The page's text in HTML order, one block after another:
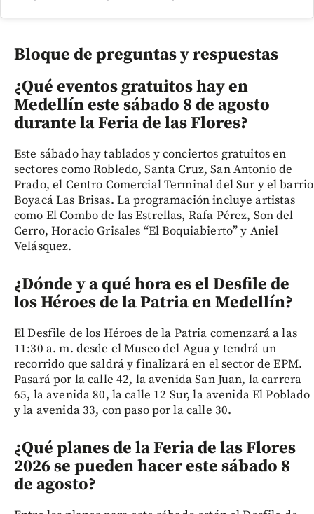
Bloque de preguntas y respuestas
¿Qué eventos gratuitos hay en
Medellín este sábado 8 de agosto
durante la Feria de las Flores?
Este sábado hay tablados y conciertos gratuitos en
sectores como Robledo, Santa Cruz, San Antonio de
Prado, el Centro Comercial Terminal del Sur y el barrio
Boyacá Las Brisas. La programación incluye artistas
como El Combo de las Estrellas, Rafa Pérez, Son del
Cerro, Horacio Grisales “El Boquiabierto” y Aniel
Velásquez.
¿Dónde y a qué hora es el Desfile de
los Héroes de la Patria en Medellín?
El Desfile de los Héroes de la Patria comenzará a las
11:30 a. m. desde el Museo del Agua y tendrá un
recorrido que saldrá y finalizará en el sector de EPM.
Pasará por la calle 42, la avenida San Juan, la carrera
65, la avenida 80, la calle 12 Sur, la avenida El Poblado
y la avenida 33, con paso por la calle 30.
¿Qué planes de la Feria de las Flores
2026 se pueden hacer este sábado 8
de agosto?